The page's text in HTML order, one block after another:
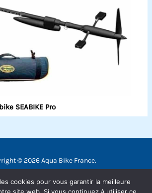
SEABIKE Pro
© 2026 Aqua Bike France.
Contact
Mentions légales
cookies pour vous garantir la meilleure